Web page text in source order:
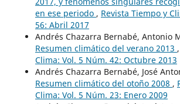
en ese periodo , Revista Tiempo y
56: Abril 2017
Andrés Chazarra Bernabé, Antonio
Resumen climático del verano 2013 ,
Clima: Vol. 5 Núm. 42: Octubre 2013
Andrés Chazarra Bernabé, José
Resumen climático del otoño 2008 ,
Clima: Vol. 5 Núm. 23: Enero 2009